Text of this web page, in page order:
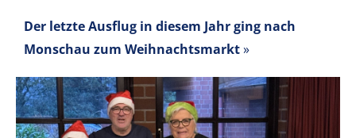
Der letzte Ausflug in diesem Jahr ging nach
Monschau zum Weihnachtsmarkt»